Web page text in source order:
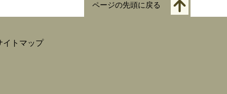
ページの先頭に戻る
イトマップ